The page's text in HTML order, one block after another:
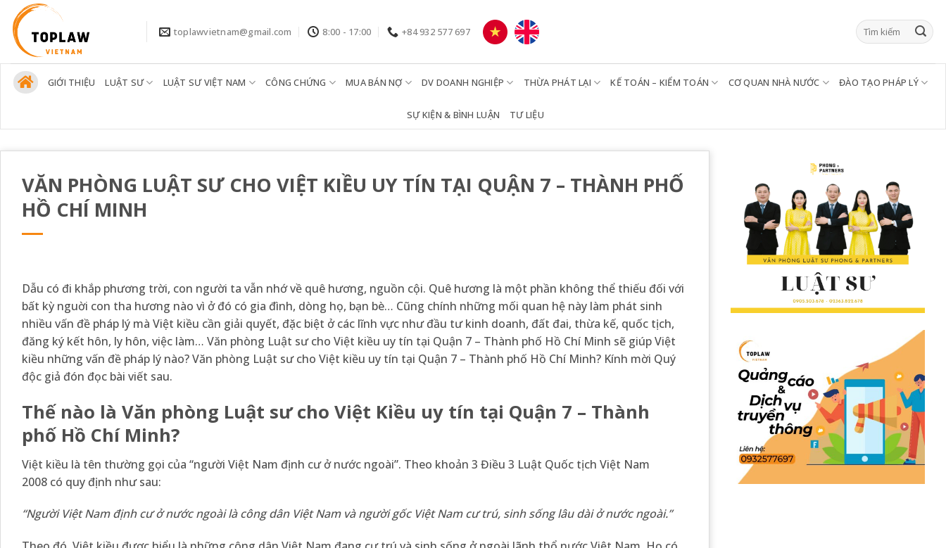
qua
nội
dung
toplawvietnam@gmail.com 8:00 - 17:00 +84 932 577 697
GIỚI THIỆU LUẬT SƯ LUẬT SƯ VIỆT NAM CÔNG CHỨNG MUA BÁN NỢ DV DOANH NGHIỆP THỪA PHÁT LẠI KẾ TOÁN – KIỂM TOÁN CƠ QUAN NHÀ NƯỚC ĐÀO TẠO PHÁP LÝ
SỰ KIỆN & BÌNH LUẬN TƯ LIỆU
VĂN PHÒNG LUẬT SƯ CHO VIỆT KIỀU UY TÍN TẠI QUẬN 7 – THÀNH PHỐ
HỒ CHÍ MINH
Dẫu có đi khắp phương trời, con người ta vẫn nhớ về quê hương, nguồn cội. Quê hương là một phần không thể thiếu đối với
bất kỳ nguời con tha hương nào vì ở đó có gia đình, dòng họ, bạn bè… Cũng chính những mối quan hệ này làm phát sinh
nhiều vấn đề pháp lý mà Việt kiều cần giải quyết, đặc biệt ở các lĩnh vực như đầu tư kinh doanh, đất đai, thừa kế, quốc tịch,
đăng ký kết hôn, ly hôn, việc làm… Văn phòng Luật sư cho Việt kiều uy tín tại Quận 7 – Thành phố Hồ Chí Minh sẽ giúp Việt
kiều những vấn đề pháp lý nào? Văn phòng Luật sư cho Việt kiều uy tín tại Quận 7 – Thành phố Hồ Chí Minh? Kính mời Quý
độc giả đón đọc bài viết sau.
Thế nào là Văn phòng Luật sư cho Việt Kiều uy tín tại Quận 7 – Thành
phố Hồ Chí Minh?
Việt kiều là tên thường gọi của “người Việt Nam định cư ở nước ngoài”. Theo khoản 3 Điều 3 Luật Quốc tịch Việt Nam
2008 có quy định như sau:
“Người Việt Nam định cư ở nước ngoài là công dân Việt Nam và người gốc Việt Nam cư trú, sinh sống lâu dài ở nước ngoài.”